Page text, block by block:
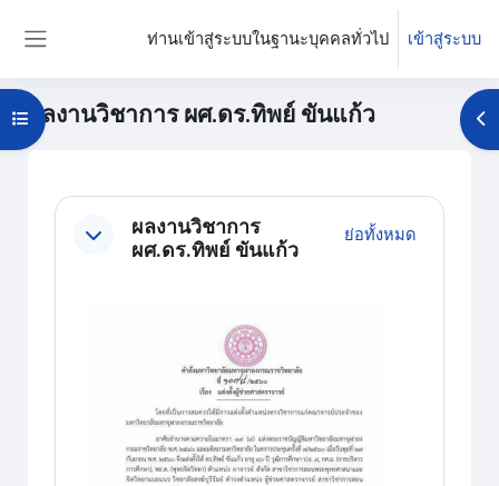
ท่านเข้าสู่ระบบในฐานะบุคคลทั่วไป เข้าสู่ระบบ
ผลงานวิชาการ ผศ.ดร.ทิพย์ ขันแก้ว
บล็อค
Open course index
Section outline
ผลงานวิชาการ
ผศ.ดร.ทิพย์ ขันแก้ว
ย่อทั้งหมด